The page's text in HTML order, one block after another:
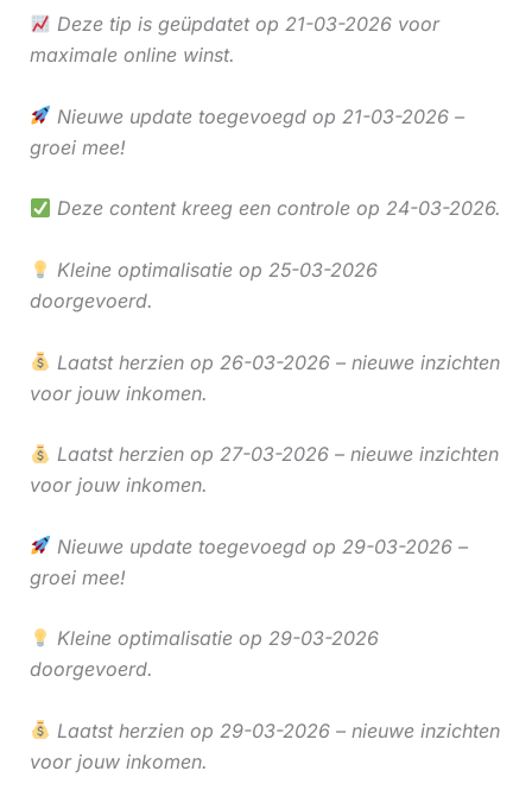
Deze tip is geüpdatet op 21-03-2026 voor
maximale online winst.
Nieuwe update toegevoegd op 21-03-2026 –
groei mee!
Deze content kreeg een controle op 24-03-2026.
Kleine optimalisatie op 25-03-2026
doorgevoerd.
Laatst herzien op 26-03-2026 – nieuwe inzichten
voor jouw inkomen.
Laatst herzien op 27-03-2026 – nieuwe inzichten
voor jouw inkomen.
Nieuwe update toegevoegd op 29-03-2026 –
groei mee!
Kleine optimalisatie op 29-03-2026
doorgevoerd.
Laatst herzien op 29-03-2026 – nieuwe inzichten
voor jouw inkomen.